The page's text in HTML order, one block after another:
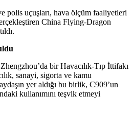
polis uçuşları, hava ölçüm faaliyetleri
China Flying-Dragon
bir Havacılık-Tıp İttifakı
sanayi, sigorta ve kamu
yer aldığı bu birlik, C909’un
kullanımını teşvik etmeyi